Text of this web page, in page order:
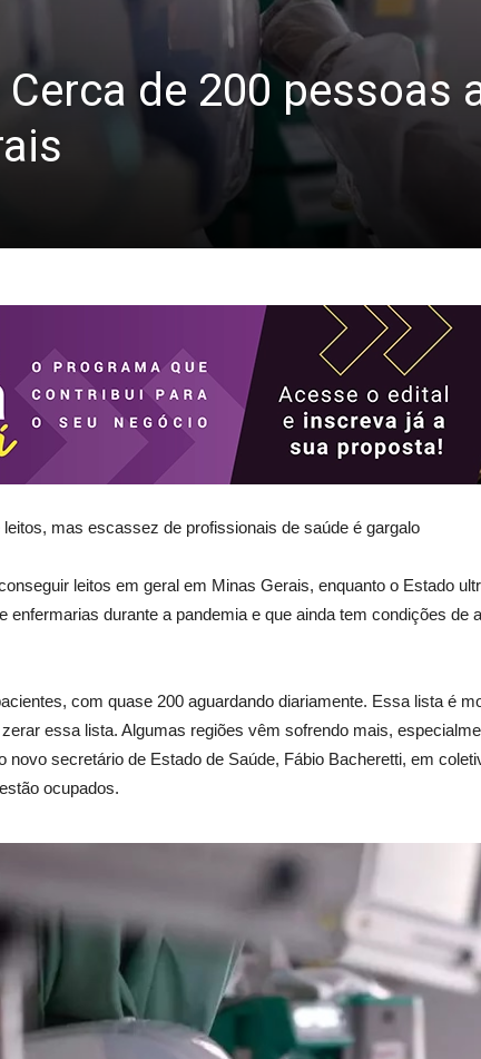
de 200 pessoas
mas escassez de profissionais de saúde é gargalo
leitos em geral em Minas Gerais, enquanto o Estado
enfermarias durante a pandemia e que ainda tem condições
com quase 200 aguardando diariamente. Essa lista é
essa lista. Algumas regiões vêm sofrendo mais,
secretário de Estado de Saúde, Fábio Bacheretti, em
ocupados.